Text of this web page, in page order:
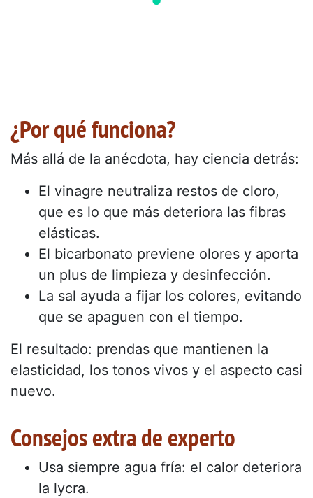
¿Por qué funciona?
Más allá de la anécdota, hay ciencia detrás:
El vinagre neutraliza restos de cloro,
que es lo que más deteriora las fibras
elásticas.
El bicarbonato previene olores y aporta
un plus de limpieza y desinfección.
La sal ayuda a fijar los colores, evitando
que se apaguen con el tiempo.
El resultado: prendas que mantienen la
elasticidad, los tonos vivos y el aspecto casi
nuevo.
Consejos extra de experto
Usa siempre agua fría: el calor deteriora
la lycra.